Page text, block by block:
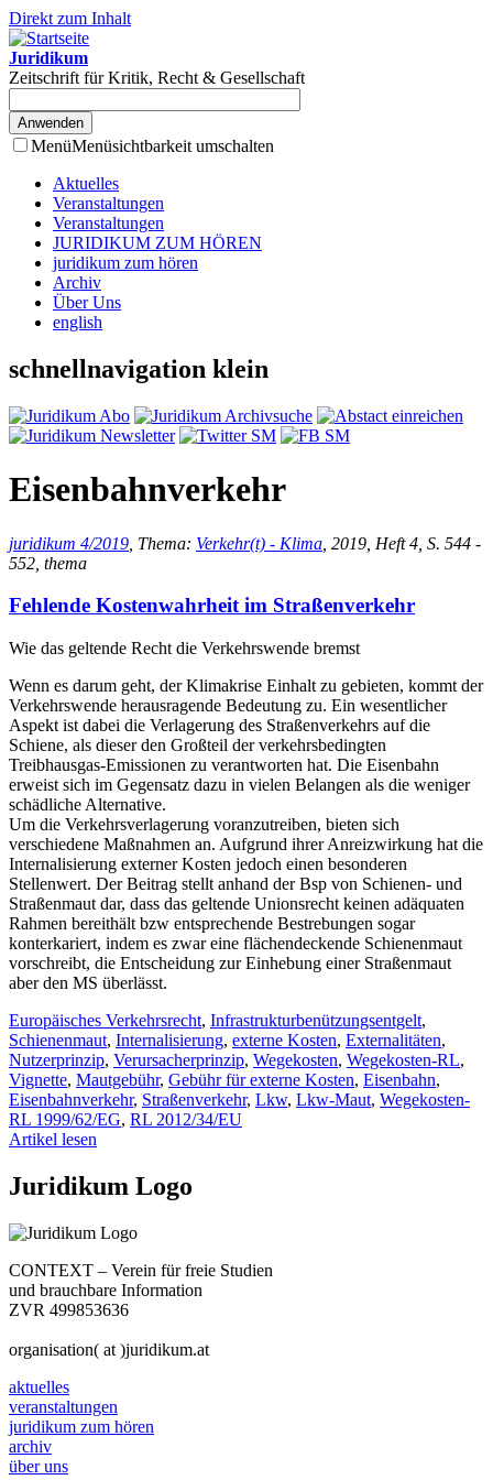
Direkt zum Inhalt
Juridikum
Zeitschrift für Kritik, Recht & Gesellschaft
MenüMenüsichtbarkeit umschalten
Aktuelles
Veranstaltungen
Veranstaltungen
JURIDIKUM ZUM HÖREN
juridikum zum hören
Archiv
Über Uns
english
schnellnavigation klein
Eisenbahnverkehr
juridikum 4/2019 , Thema: Verkehr(t) - Klima , 2019, Heft 4, S. 544 -
552, thema
Fehlende Kostenwahrheit im Straßenverkehr
Wie das geltende Recht die Verkehrswende bremst
Wenn es darum geht, der Klimakrise Einhalt zu gebieten, kommt der
Verkehrswende herausragende Bedeutung zu. Ein wesentlicher
Aspekt ist dabei die Verlagerung des Straßenverkehrs auf die
Schiene, als dieser den Großteil der verkehrsbedingten
Treibhausgas-Emissionen zu verantworten hat. Die Eisenbahn
erweist sich im Gegensatz dazu in vielen Belangen als die weniger
schädliche Alternative.
Um die Verkehrsverlagerung voranzutreiben, bieten sich
verschiedene Maßnahmen an. Aufgrund ihrer Anreizwirkung hat die
Internalisierung externer Kosten jedoch einen besonderen
Stellenwert. Der Beitrag stellt anhand der Bsp von Schienen- und
Straßenmaut dar, dass das geltende Unionsrecht keinen adäquaten
Rahmen bereithält bzw entsprechende Bestrebungen sogar
konterkariert, indem es zwar eine flächendeckende Schienenmaut
vorschreibt, die Entscheidung zur Einhebung einer Straßenmaut
aber den MS überlässt.
Europäisches Verkehrsrecht, Infrastrukturbenützungsentgelt,
Schienenmaut, Internalisierung, externe Kosten, Externalitäten,
Nutzerprinzip, Verursacherprinzip, Wegekosten, Wegekosten-RL,
Vignette, Mautgebühr, Gebühr für externe Kosten, Eisenbahn,
Eisenbahnverkehr, Straßenverkehr, Lkw, Lkw-Maut, Wegekosten-
RL 1999/62/EG, RL 2012/34/EU
Artikel lesen
Juridikum Logo
CONTEXT – Verein für freie Studien
und brauchbare Information
ZVR 499853636
organisation( at )juridikum.at
aktuelles
veranstaltungen
juridikum zum hören
archiv
über uns